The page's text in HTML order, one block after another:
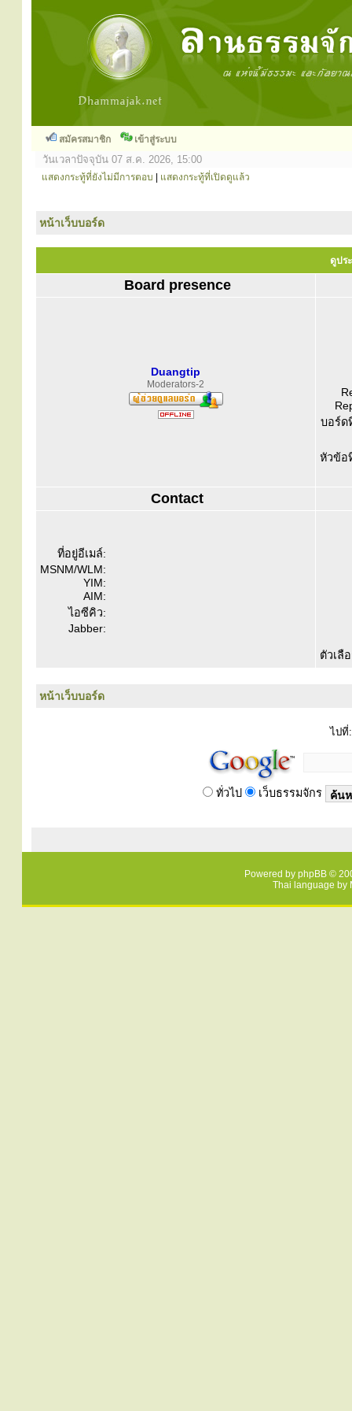
สมัครสมาชิก เข้าสู่ระบบ
วันเวลาปัจจุบัน 07 ส.ค. 2026, 15:00
แสดงกระทู้ที่ยังไม่มีการตอบ แสดงกระทู้ที่เปิดดูแล้ว
หน้าเว็บบอร์ด
ดูปร
Board presence
Duangtip
Moderators-2
บอร์ด
หัวข้อ
Contact
ที่อยู่อีเมล์:
MSNM/WLM:
YIM:
AIM:
ไอซีคิว:
Jabber:
ตัวเลื
หน้าเว็บบอร์ด
ไปที่:
ทั่วไป เว็บธรรมจักร
Powered by phpBB ©
Thai language by